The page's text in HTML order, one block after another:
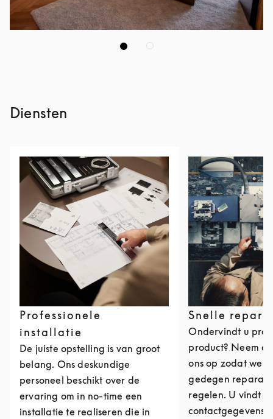
Diensten
Professionele
installatie
De juiste opstelling is van groot
belang. Ons deskundige
personeel beschikt over de
ervaring om in no-time een
installatie te realiseren die in
Snelle
Ondervindt u
product? Neem
ons op zodat we
gedegen
regelen. U vindt
contactgegevens